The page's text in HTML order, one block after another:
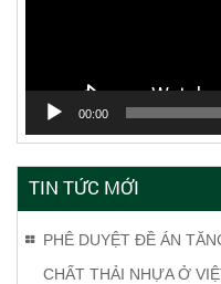
00:00
TIN TỨC MỚI
PHÊ DUYỆT ĐỀ ÁN
CHẤT THẢI NHỰA Ở